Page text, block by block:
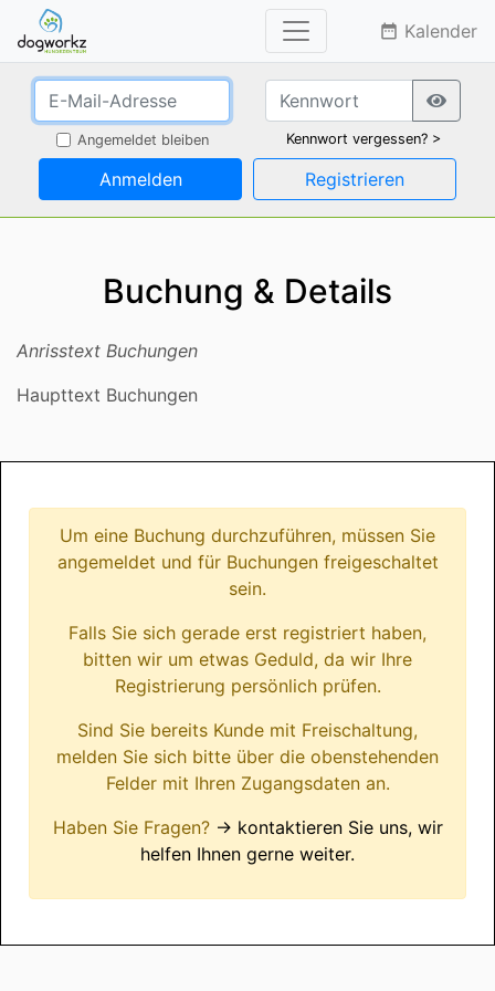
date_range Kalender
Angemeldet bleiben Kennwort vergessen? >
Anmelden Registrieren
Buchung & Details
Anrisstext Buchungen
Haupttext Buchungen
Um eine Buchung durchzuführen, müssen Sie
angemeldet und für Buchungen freigeschaltet
sein.
Falls Sie sich gerade erst registriert haben,
bitten wir um etwas Geduld, da wir Ihre
Registrierung persönlich prüfen.
Sind Sie bereits Kunde mit Freischaltung,
melden Sie sich bitte über die obenstehenden
Felder mit Ihren Zugangsdaten an.
Haben Sie Fragen? → kontaktieren Sie uns, wir
helfen Ihnen gerne weiter.